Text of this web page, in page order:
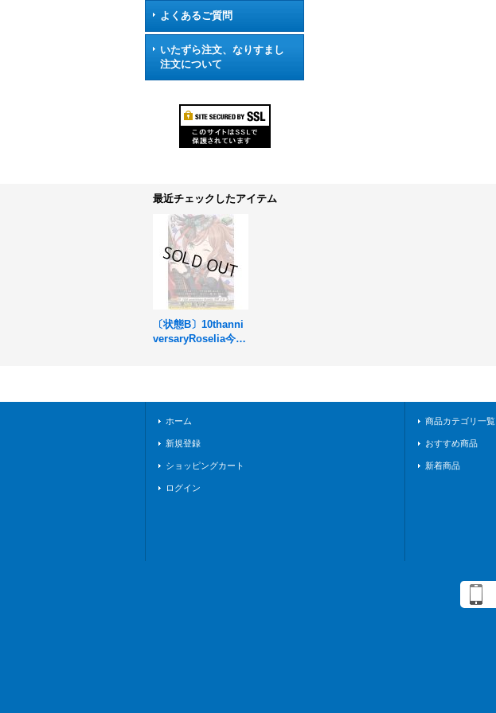
よくあるご質問
いたずら注文、なりすまし
注文について
最近チェックしたアイテム
〔状態B〕10thanni
versaryRoselia今井
ホーム
新規登録
ショッピングカート
ログイン
商品カテゴリ一覧
おすすめ商品
新着商品